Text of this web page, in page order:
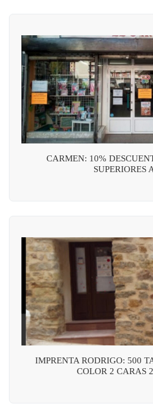
CARMEN: 10%
SUPERIORES
IMPRENTA RODRIGO: 500
COLOR 2 CARAS